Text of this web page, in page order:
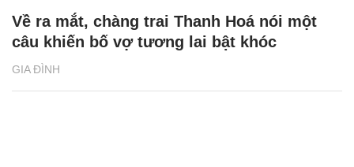
GIA ĐÌNH
Về ra mắt, chàng trai Thanh Hoá nói một
câu khiến bố vợ tương lai bật khóc